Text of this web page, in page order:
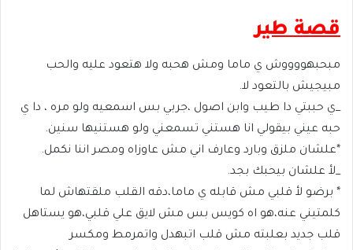
قصة طير
مبحبهووووش ي ماما ومش هحبه ولا هتعود عليه والحب
مبيجيش بالتعود لا.
_ي حببتي دا طيب وابن اصول ،جربي بس اسمعيه ولو مره ، دا ي
حبه عيني بيقولي انا هستني تسمعني ولو هستنيها سنين.
*علشان ملزق وبارد وعارف اني مش عاوزاه ومصر اننا نكمل.
_لأ علشان بيحبك بجد.
* برضو لأ قلبي مش قابله ي ماما،دقه القلب ملقتهاش لما
كلمتيني عنه،هو اه كويس بس مش لايق علي قلبي،هو يستاهل
قلب جديد بعلبته مش قلب اتبهدل واتمرمط ومكسر